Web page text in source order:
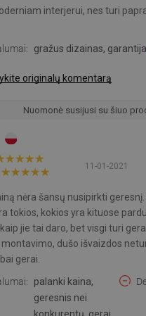
interjerui, nes turi
gražus dizainas, garantija.
originalų komentarą
Nuomonė susijusi su šiuo
11-01-2021
nėra šansų nusipirkti
tokios, kokios yra kituose
jie tai daro, bet visgi turi
dušo išvaizdos
gerai.
palanki kaina,
geresnis nei